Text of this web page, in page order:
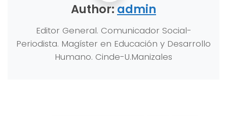
Author:admin
Editor General. Comunicador Social-
Periodista. Magíster en Educación y Desarrollo
Humano. Cinde-U.Manizales